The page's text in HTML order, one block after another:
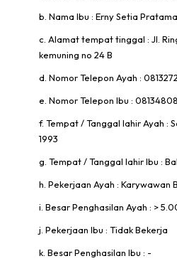
b. Nama Ibu : Erny Setia Pratama
c. Alamat tempat tinggal : Jl.
kemuning no 24 B
d. Nomor Telepon Ayah :
e. Nomor Telepon Ibu :
f. Tempat / Tanggal lahir Ayah :
1993
g. Tempat / Tanggal lahir Ibu :
h. Pekerjaan Ayah : Karywawan
i. Besar Penghasilan Ayah : >
j. Pekerjaan Ibu : Tidak Bekerja
k. Besar Penghasilan Ibu : -